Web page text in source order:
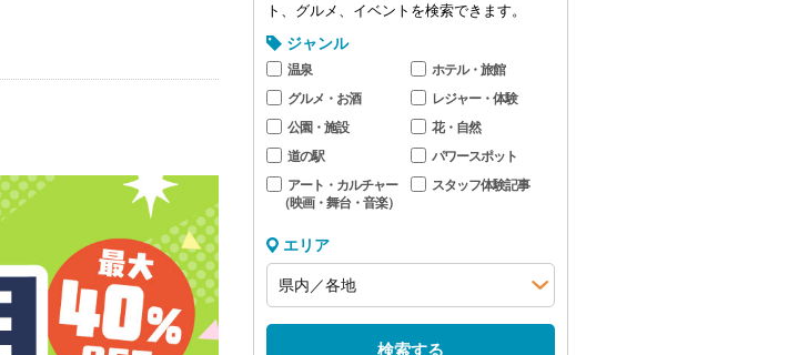
ト、グルメ、イベントを検索できます。
ジャンル
温泉
ホテル・旅館
グルメ・お酒
レジャー・体験
公園・施設
花・自然
道の駅
パワースポット
アート・カルチャー
（映画・舞台・音楽）
スタッフ体験記事
エリア